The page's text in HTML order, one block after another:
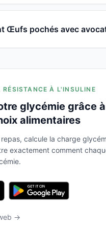
Œufs pochés avec
RÉSISTANCE À L'INSULINE
glycémie grâce
alimentaires
calcule la charge
exactement comment
→